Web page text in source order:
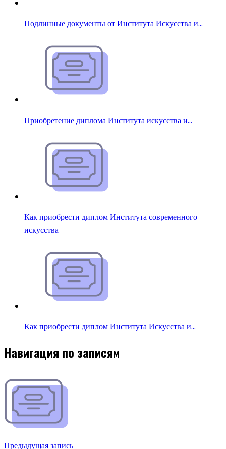
Подлинные документы от Института Искусства и…
Приобретение диплома Института искусства и…
Как приобрести диплом Института современного
искусства
Как приобрести диплом Института Искусства и…
Навигация по записям
Предыдущая запись